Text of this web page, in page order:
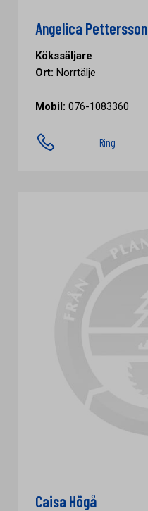
Angelica Pettersson
Kökssäljare
Ort: Norrtälje
Mobil: 076-1083360
Ring
Caisa Högå